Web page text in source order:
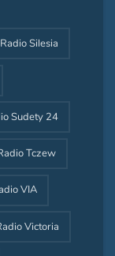
Radio Silesia
Sudety 24
Tczew
VIA
Victoria